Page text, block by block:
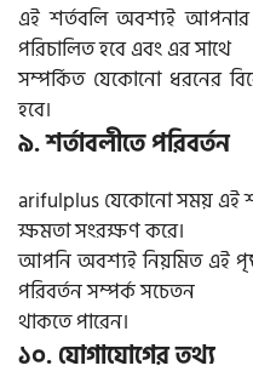
এই শর্তবলি অবশ্যই
পরিচালিত হবে এবং এর সাথে
সম্পর্কিত যেকোনো ধরনের
হবে।
৯. শর্তাবলীতে পরিবর্তন
arifulplus যেকোনো সময় এই
ক্ষমতা সংরক্ষণ করে।
আপনি অবশ্যই নিয়মিত এই
পরিবর্তন সম্পর্ক সচেতন
থাকতে পারেন।
১০. যোগাযোগের তথ্য